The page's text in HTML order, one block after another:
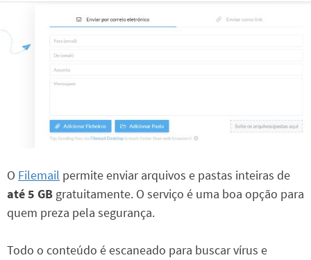
O Filemail permite enviar arquivos e pastas inteiras de
até 5 GB gratuitamente. O serviço é uma boa opção para
quem preza pela segurança.
Todo o conteúdo é escaneado para buscar vírus e